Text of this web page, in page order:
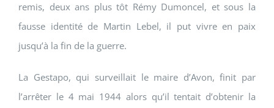
remis, deux ans plus tôt Rémy Dumoncel, et sous la
fausse identité de Martin Lebel, il put vivre en paix
jusqu’à la fin de la guerre.
La Gestapo, qui surveillait le maire d’Avon, finit par
l’arrêter le 4 mai 1944 alors qu’il tentait d’obtenir la